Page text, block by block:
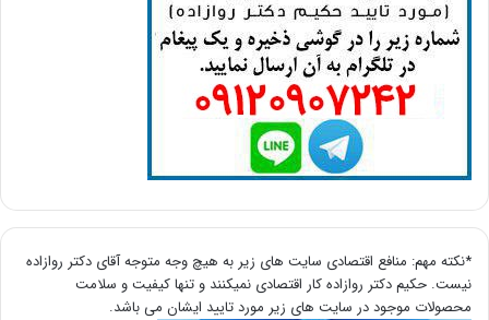
*نکته مهم: منافع اقتصادی سایت های زیر به هیچ وجه متوجه آقای دکتر روازاده
نیست. حکیم دکتر روازاده کار اقتصادی نمیکنند و تنها کیفیت و سلامت
محصولات موجود در سایت های زیر مورد تایید ایشان می باشد.